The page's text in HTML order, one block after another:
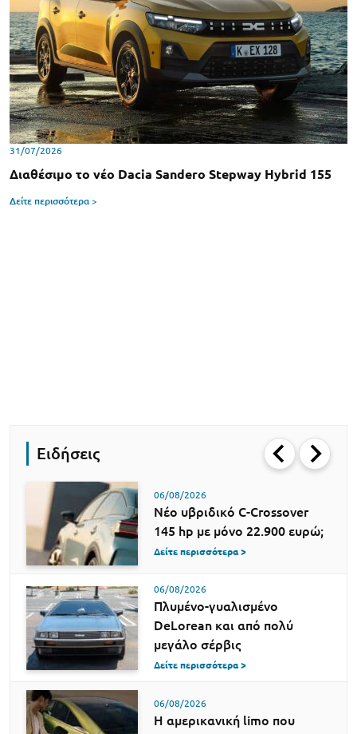
31/07/2026
Διαθέσιμο το νέο Dacia Sandero Stepway Hybrid 155
Δείτε περισσότερα >
Ειδήσεις
06/08/2026
Νέο υβριδικό C-Crossover
145 hp με μόνο 22.900 ευρώ;
Δείτε περισσότερα >
06/08/2026
Πλυμένο-γυαλισμένο
DeLorean και από πολύ
μεγάλο σέρβις
Δείτε περισσότερα >
06/08/2026
Η αμερικανική limo που